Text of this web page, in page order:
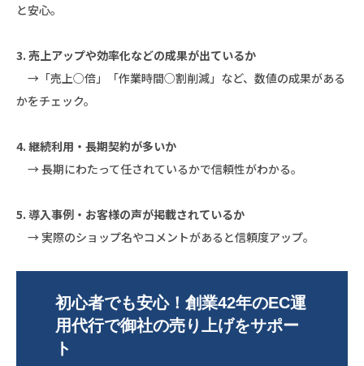
と安心。
3. 売上アップや効率化などの成果が出ているか
→「売上○倍」「作業時間○割削減」など、数値の成果がある
かをチェック。
4. 継続利用・長期契約が多いか
→ 長期にわたって任されているかで信頼性がわかる。
5. 導入事例・お客様の声が掲載されているか
→ 実際のショップ名やコメントがあると信頼度アップ。
初心者でも安心！創業42年のEC運
用代行で御社の売り上げをサポー
ト